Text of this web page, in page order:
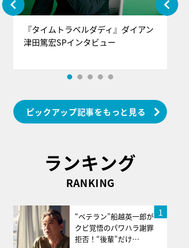
『タイムトラベルダディ』ダイアン
津田篤宏SPインタビュー
ピックアップ記事をもっと見る
ランキング
RANKING
1
“ベテラン”船越英一郎が
クビ覚悟のパワハラ謝罪
拒否！“後輩”だけ…